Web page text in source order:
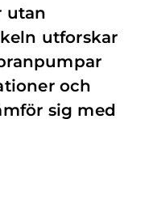
utan
utforskar
och
sig med